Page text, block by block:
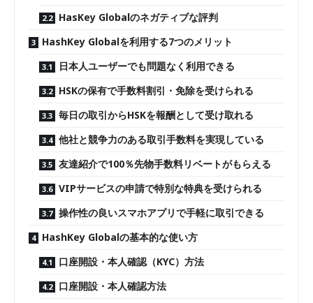
HasKey Globalのネガティブな評判
HashKey Globalを利用する7つのメリット
日本人ユーザーでも問題なく利用できる
HSKの保有で手数料割引・免除を受けられる
毎日の取引からHSKを報酬として受け取れる
他社と競争力のある取引手数料を実現している
友達紹介で100％先物手数料リベートがもらえる
VIPサービスの申請で特別な特典を受けられる
操作性の良いスマホアプリで手軽に取引できる
HashKey Globalの基本的な使い方
口座開設・本人確認（KYC）方法
口座開設・本人確認方法